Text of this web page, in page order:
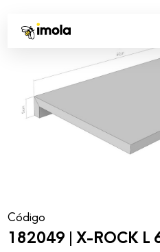
Código
182049 | X-ROCK L